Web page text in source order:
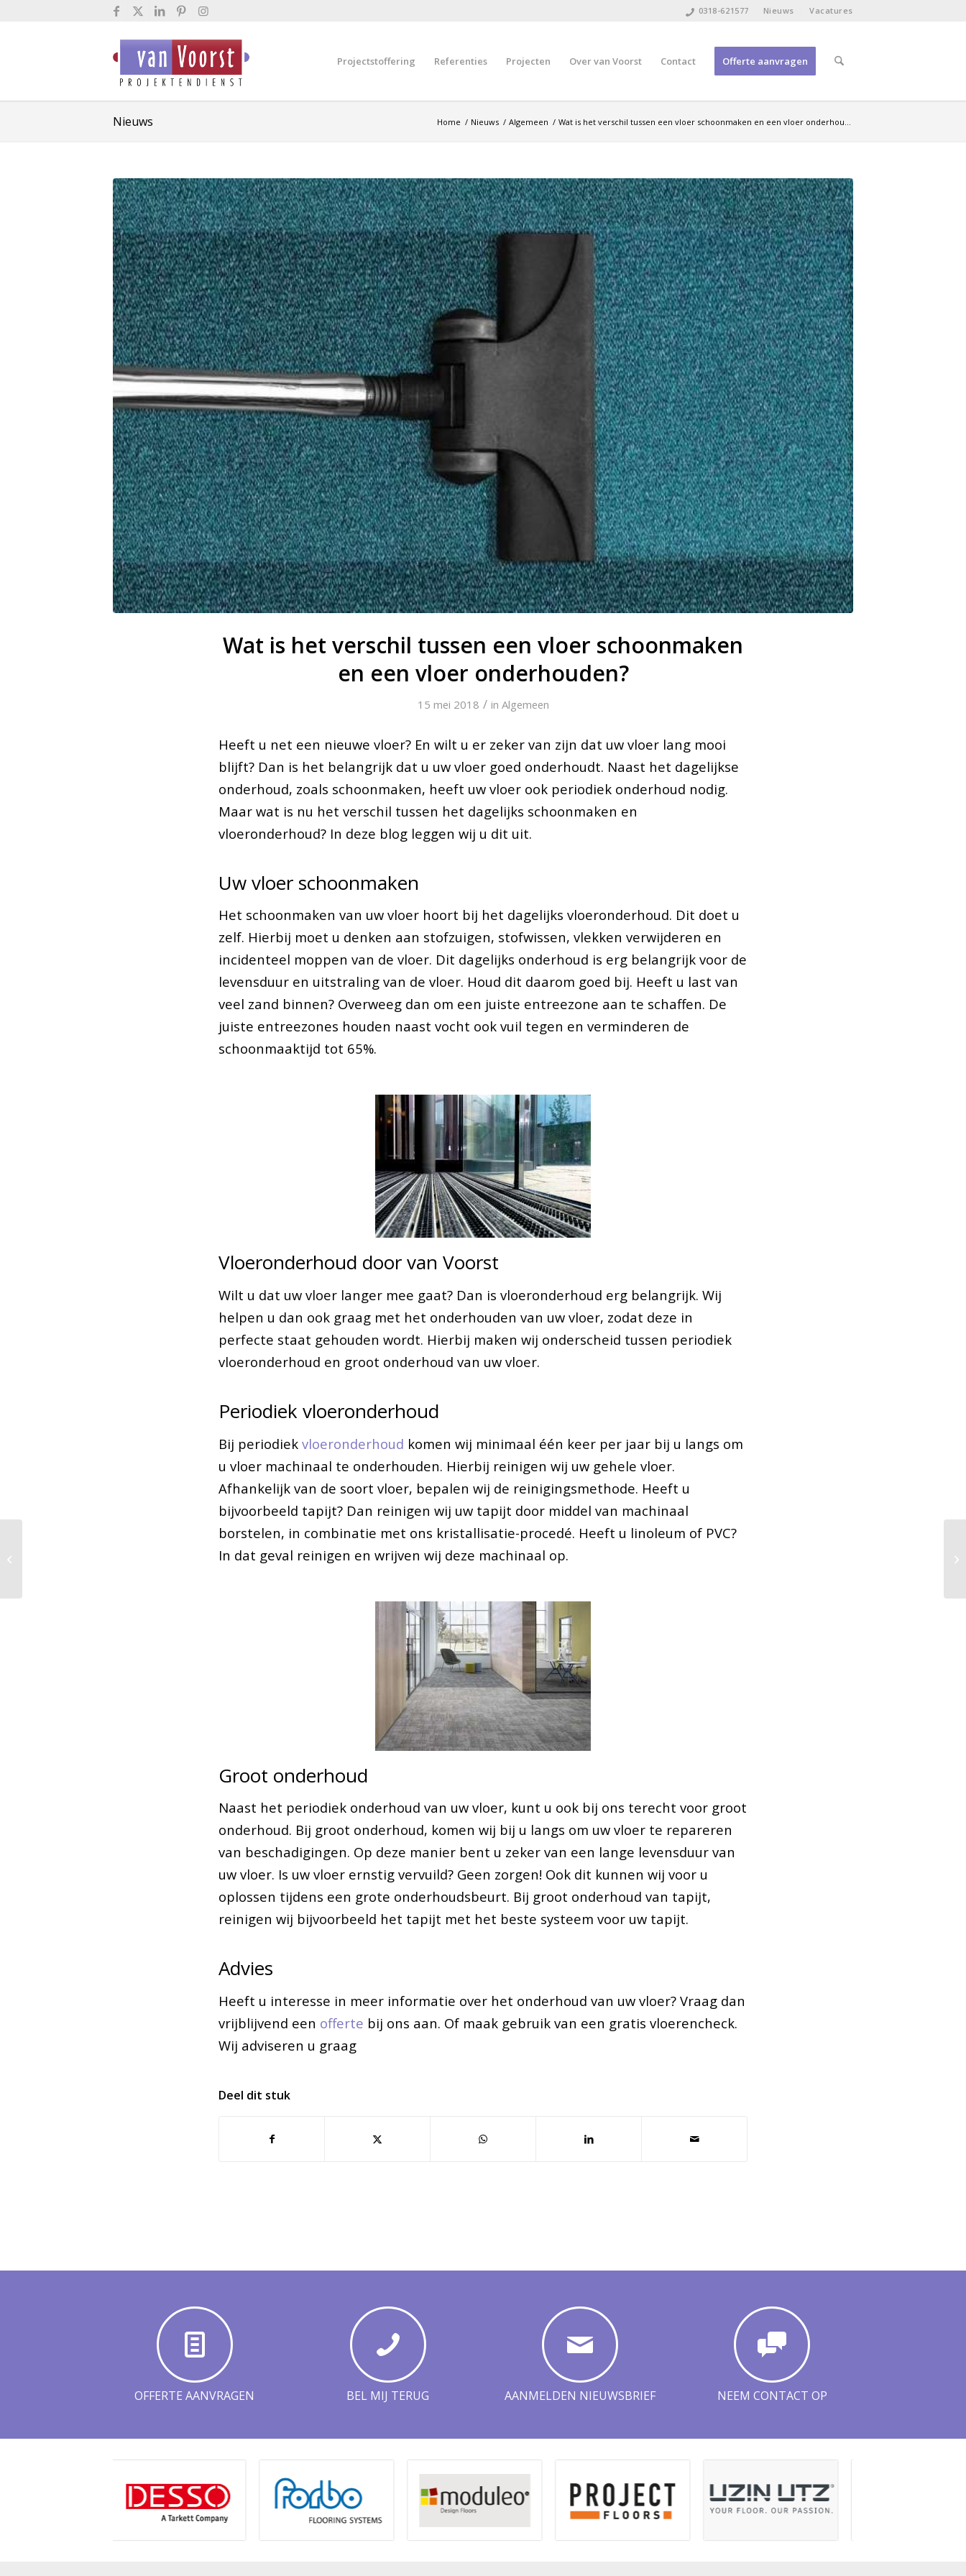
Nieuws Vacatures
0318-621577
Projectstoffering Referenties Projecten Over van Voorst Contact Offerte aanvragen
Nieuws Home / Nieuws / Algemeen / Wat is het verschil tussen een vloer schoonmaken en een vloer onderhou...
Wat is het verschil tussen een vloer schoonmaken
en een vloer onderhouden?
15 mei 2018 / in Algemeen
Heeft u net een nieuwe vloer? En wilt u er zeker van zijn dat uw vloer lang mooi
blijft? Dan is het belangrijk dat u uw vloer goed onderhoudt. Naast het dagelijkse
onderhoud, zoals schoonmaken, heeft uw vloer ook periodiek onderhoud nodig.
Maar wat is nu het verschil tussen het dagelijks schoonmaken en
vloeronderhoud? In deze blog leggen wij u dit uit.
Uw vloer schoonmaken
Het schoonmaken van uw vloer hoort bij het dagelijks vloeronderhoud. Dit doet u
zelf. Hierbij moet u denken aan stofzuigen, stofwissen, vlekken verwijderen en
incidenteel moppen van de vloer. Dit dagelijks onderhoud is erg belangrijk voor de
levensduur en uitstraling van de vloer. Houd dit daarom goed bij. Heeft u last van
veel zand binnen? Overweeg dan om een juiste entreezone aan te schaffen. De
juiste entreezones houden naast vocht ook vuil tegen en verminderen de
schoonmaaktijd tot 65%.
Vloeronderhoud door van Voorst
Wilt u dat uw vloer langer mee gaat? Dan is vloeronderhoud erg belangrijk. Wij
helpen u dan ook graag met het onderhouden van uw vloer, zodat deze in
perfecte staat gehouden wordt. Hierbij maken wij onderscheid tussen periodiek
vloeronderhoud en groot onderhoud van uw vloer.
Periodiek vloeronderhoud
Bij periodiek vloeronderhoud komen wij minimaal één keer per jaar bij u langs om
u vloer machinaal te onderhouden. Hierbij reinigen wij uw gehele vloer.
Afhankelijk van de soort vloer, bepalen wij de reinigingsmethode. Heeft u
bijvoorbeeld tapijt? Dan reinigen wij uw tapijt door middel van machinaal
borstelen, in combinatie met ons kristallisatie-procedé. Heeft u linoleum of PVC?
In dat geval reinigen en wrijven wij deze machinaal op.
Groot onderhoud
Naast het periodiek onderhoud van uw vloer, kunt u ook bij ons terecht voor groot
onderhoud. Bij groot onderhoud, komen wij bij u langs om uw vloer te repareren
van beschadigingen. Op deze manier bent u zeker van een lange levensduur van
uw vloer. Is uw vloer ernstig vervuild? Geen zorgen! Ook dit kunnen wij voor u
oplossen tijdens een grote onderhoudsbeurt. Bij groot onderhoud van tapijt,
reinigen wij bijvoorbeeld het tapijt met het beste systeem voor uw tapijt.
Advies
Heeft u interesse in meer informatie over het onderhoud van uw vloer? Vraag dan
vrijblijvend een offerte bij ons aan. Of maak gebruik van een gratis vloerencheck.
Wij adviseren u graag
Deel dit stuk
OFFERTE AANVRAGEN BEL MIJ TERUG AANMELDEN NIEUWSBRIEF NEEM CONTACT OP